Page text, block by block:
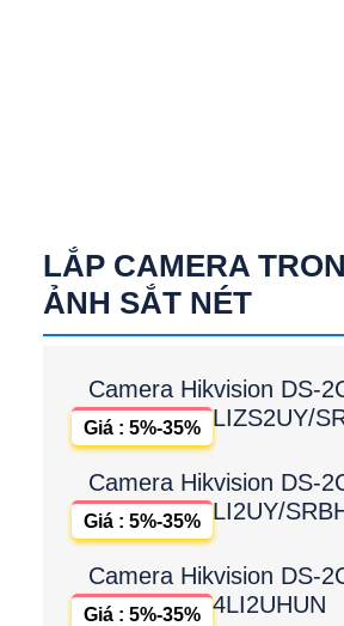
LẮP CAMERA
ẢNH SẮT NÉT
Camera Hikvision DS-
LIZS2UY/
Giá : 5%-35%
Camera Hikvision DS-
LI2UY/
Giá : 5%-35%
Camera Hikvision DS-
4LI2UHUN
Giá : 5%-35%